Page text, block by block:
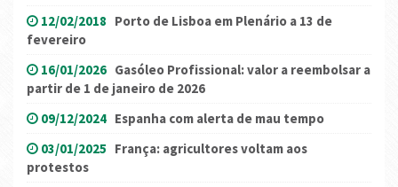
12/02/2018 Porto de Lisboa em Plenário a 13 de
fevereiro
16/01/2026 Gasóleo Profissional: valor a reembolsar a
partir de 1 de janeiro de 2026
09/12/2024 Espanha com alerta de mau tempo
03/01/2025 França: agricultores voltam aos
protestos